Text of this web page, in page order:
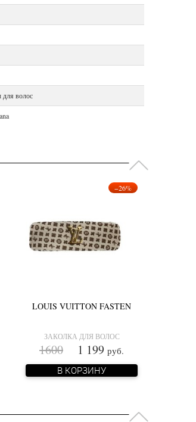
для волос
−26%
LOUIS VUITTON FASTEN
ЗАКОЛКА ДЛЯ ВОЛОС
1600 1 199 руб.
В КОРЗИНУ